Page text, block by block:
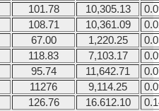
101.78 10,305.13
108.71 10,361.09
67.00 1,220.25
118.83 7,103.17
95.74 11,642.71
11276 9,114.25
126.76 16.612.10